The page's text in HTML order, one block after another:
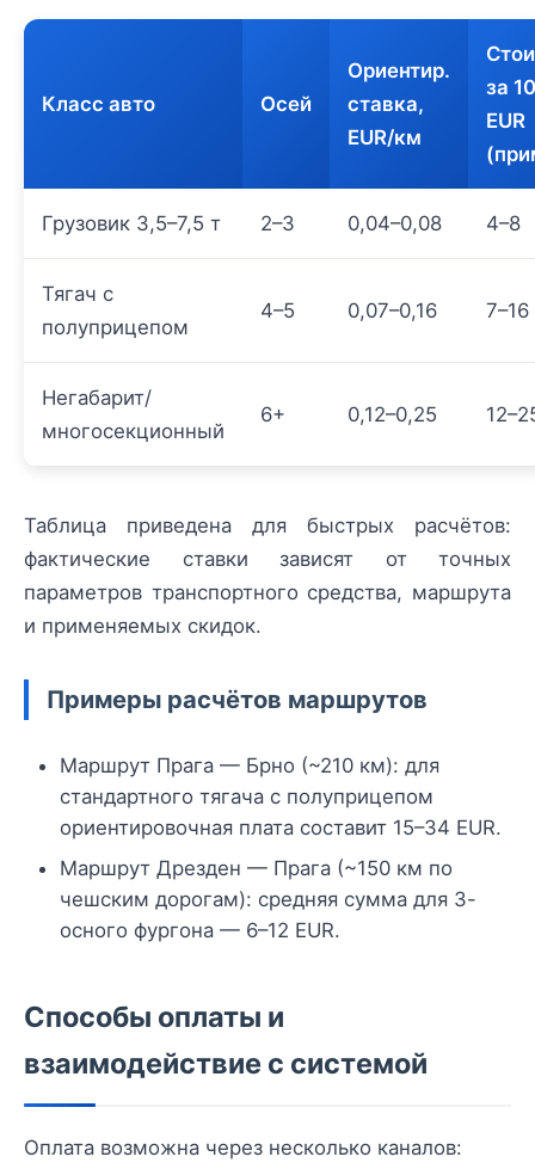
Класс авто Осей
Ориентир.
ставка,
EUR/км
за
EUR
Грузовик 3,5–7,5 т 2–3 0,04–0,08 4–8
Тягач с
полуприцепом
4–5 0,07–0,16 7–16
Негабарит/
многосекционный
6+ 0,12–0,25
Таблица приведена для быстрых расчётов:
фактические ставки зависят от точных
параметров транспортного средства, маршрута
и применяемых скидок.
Примеры расчётов маршрутов
Маршрут Прага — Брно (~210 км): для
стандартного тягача с полуприцепом
ориентировочная плата составит 15–34 EUR.
Маршрут Дрезден — Прага (~150 км по
чешским дорогам): средняя сумма для 3-
осного фургона — 6–12 EUR.
Способы оплаты и
взаимодействие с системой
Оплата возможна через несколько каналов: